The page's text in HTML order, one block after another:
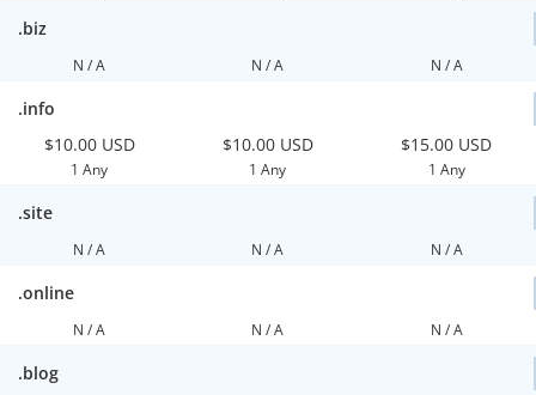
.biz
N / A N / A N / A
.info
$10.00 USD
1 Any
$10.00 USD
1 Any
$15.00 USD
1 Any
.site
N / A N / A N / A
.online
N / A N / A N / A
.blog